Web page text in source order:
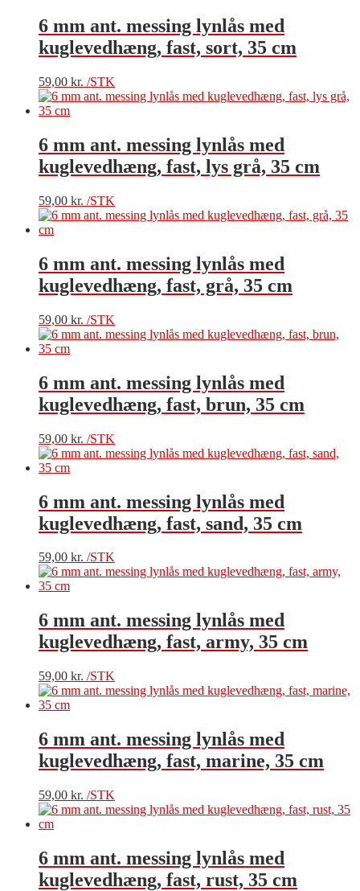
6 mm ant. messing lynlås med
kuglevedhæng, fast, sort, 35 cm
59,00 kr. /STK
6 mm ant. messing lynlås med
kuglevedhæng, fast, lys grå, 35 cm
59,00 kr. /STK
6 mm ant. messing lynlås med
kuglevedhæng, fast, grå, 35 cm
59,00 kr. /STK
6 mm ant. messing lynlås med
kuglevedhæng, fast, brun, 35 cm
59,00 kr. /STK
6 mm ant. messing lynlås med
kuglevedhæng, fast, sand, 35 cm
59,00 kr. /STK
6 mm ant. messing lynlås med
kuglevedhæng, fast, army, 35 cm
59,00 kr. /STK
6 mm ant. messing lynlås med
kuglevedhæng, fast, marine, 35 cm
59,00 kr. /STK
6 mm ant. messing lynlås med
kuglevedhæng, fast, rust, 35 cm